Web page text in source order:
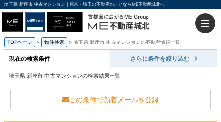
埼玉県 新座市 中古マンション｜東京・埼玉の不動産のことならME不動産城北へ
TOPページ 物件検索 埼玉県 新座市 中古マンションの不動産情報一覧
現在の検索条件 さらに条件を絞り込む
埼玉県 新座市 中古マンションの検索結果一覧
この条件で新着メールを登録